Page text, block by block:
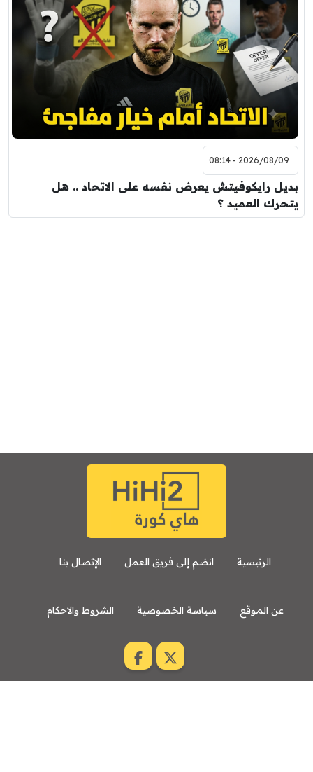
2026/08/09 - 08:14
بديل رايكوفيتش يعرض نفسه على الاتحاد .. هل
يتحرك العميد ؟
الرئيسية انضم إلى فريق العمل الإتصال بنا
عن الموقع سياسة الخصوصية الشروط والاحكام